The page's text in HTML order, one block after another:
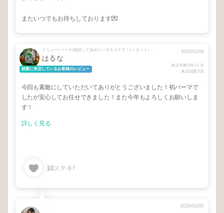
またいつでもお待ちしております💌
メニュー/ パーマ(相談して決めたい方もコチラ！) + カット+カラー《セットメニュー》 + 眉カット
はるな
頻繁に来店しているお客様のレビュー
2026/01/04
来店年数/1年7ヶ月
来店回数/7回
今回も素敵にしていただいてありがとうございました！初パーマで
したが安心してお任せできました！また今年もよろしくお願いしま
す！
詳しく見る
10ステキ!
2026/01/05